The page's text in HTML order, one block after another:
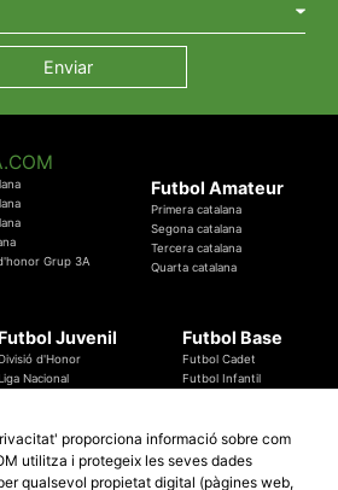
Grup 3A
Futbol Amateur
Primera catalana
Segona catalana
Tercera catalana
Quarta catalana
Futbol Juvenil
d'Honor
Nacional
Futbol Base
Futbol Cadet
Futbol Infantil
Especials
proporciona informació sobre com
utilitza i protegeix les seves dades
qualsevol propietat digital (pàgines web,